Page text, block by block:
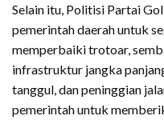
Selain itu, Politisi Partai
pemerintah daerah untuk
memperbaiki trotoar,
infrastruktur jangka
tanggul, dan peninggian
pemerintah untuk